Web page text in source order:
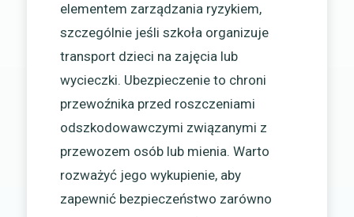
elementem zarządzania ryzykiem,
szczególnie jeśli szkoła organizuje
transport dzieci na zajęcia lub
wycieczki. Ubezpieczenie to chroni
przewoźnika przed roszczeniami
odszkodowawczymi związanymi z
przewozem osób lub mienia. Warto
rozważyć jego wykupienie, aby
zapewnić bezpieczeństwo zarówno